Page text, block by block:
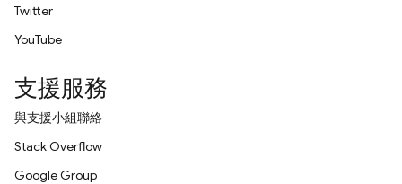
Twitter
YouTube
支援服務
與支援小組聯絡
Stack Overflow
Google Group